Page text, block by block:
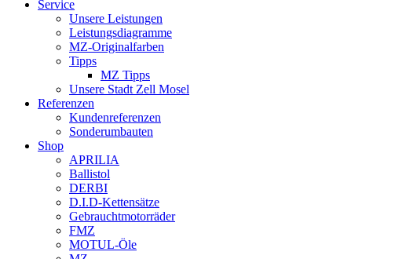
Service
Unsere Leistungen
Leistungsdiagramme
MZ-Originalfarben
Tipps
MZ Tipps
Unsere Stadt Zell Mosel
Referenzen
Kundenreferenzen
Sonderumbauten
Shop
APRILIA
Ballistol
DERBI
D.I.D-Kettensätze
Gebrauchtmotorräder
FMZ
MOTUL-Öle